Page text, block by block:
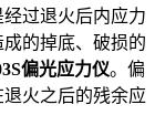
过退火后内应力
的掉底、破损的
偏光应力仪。偏
火之后的残余应